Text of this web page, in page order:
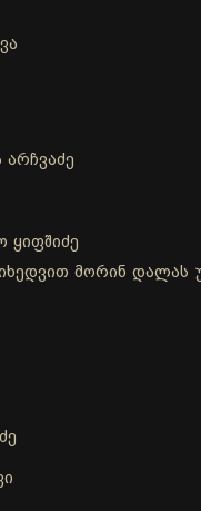
არჩვაძე
ყიფშიძე
მორინ დალას